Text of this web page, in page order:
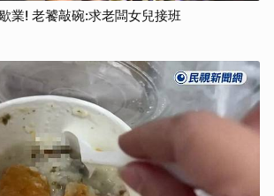
業! 老饕敲碗:求老闆女兒接班